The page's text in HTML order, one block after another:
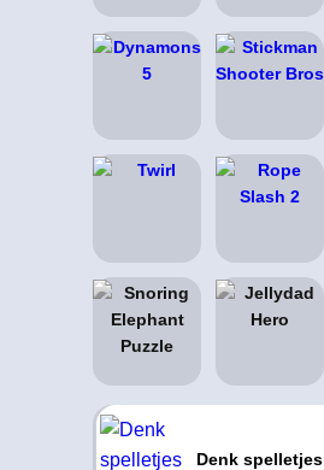
Denk spelletjes